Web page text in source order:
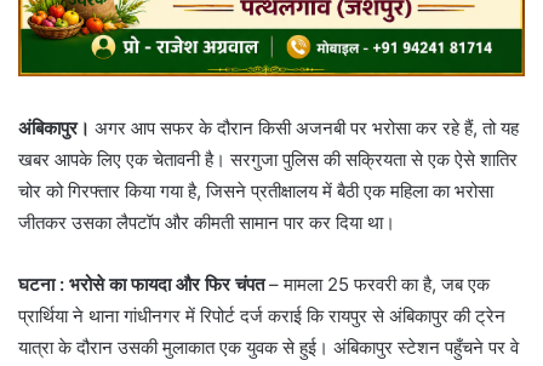
अंबिकापुर। अगर आप सफर के दौरान किसी अजनबी पर भरोसा कर रहे हैं, तो यह
खबर आपके लिए एक चेतावनी है। सरगुजा पुलिस की सक्रियता से एक ऐसे शातिर
चोर को गिरफ्तार किया गया है, जिसने प्रतीक्षालय में बैठी एक महिला का भरोसा
जीतकर उसका लैपटॉप और कीमती सामान पार कर दिया था।
घटना : भरोसे का फायदा और फिर चंपत– ​मामला 25 फरवरी का है, जब एक
प्रार्थिया ने थाना गांधीनगर में रिपोर्ट दर्ज कराई कि रायपुर से अंबिकापुर की ट्रेन
यात्रा के दौरान उसकी मुलाकात एक युवक से हुई। अंबिकापुर स्टेशन पहुँचने पर वे